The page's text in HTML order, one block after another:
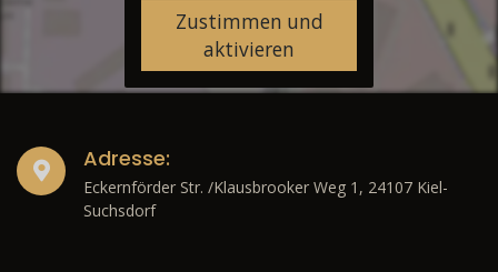
Zustimmen und
aktivieren
Adresse:
Eckernförder Str. /Klausbrooker Weg 1, 24107 Kiel-
Suchsdorf